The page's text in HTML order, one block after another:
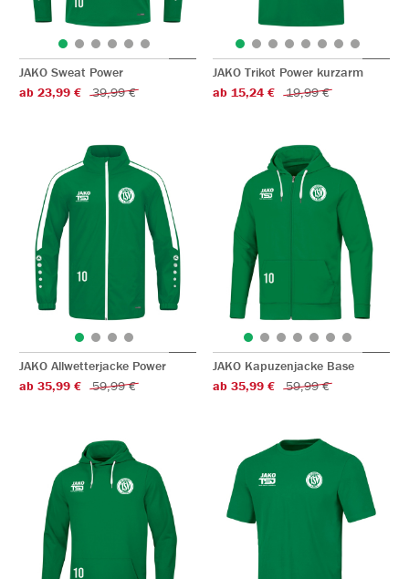
JAKO Sweat Power
ab 23,99 €
39,99 €
JAKO Trikot Power kurzarm
ab 15,24 €
19,99 €
JAKO Allwetterjacke Power
ab 35,99 €
59,99 €
JAKO Kapuzenjacke Base
ab 35,99 €
59,99 €